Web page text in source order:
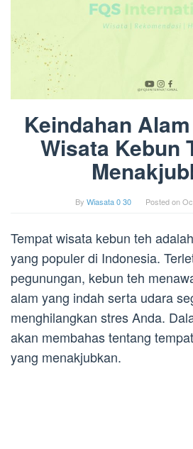
Keindahan
Wisata Kebun
By Wiasata 0 30 Posted on
Tempat wisata kebun teh
yang populer di Indonesia.
pegunungan, kebun teh
alam yang indah serta udara
menghilangkan stres Anda.
akan membahas tentang
yang menakjubkan.